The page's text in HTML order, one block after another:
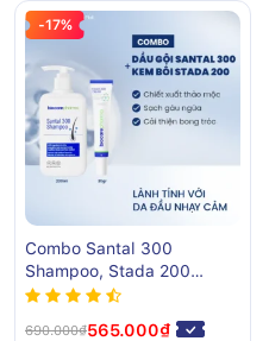
-17%
Combo Santal 300
Shampoo, Stada 200
Cream Hỗ Trợ Gàu – Ngứa
690.000₫565.000₫